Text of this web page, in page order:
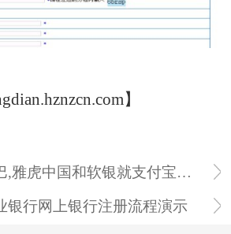
】
阿里巴巴,雅虎中国和软银就支付宝问题达成一致协议
银行网上银行注册流程演示